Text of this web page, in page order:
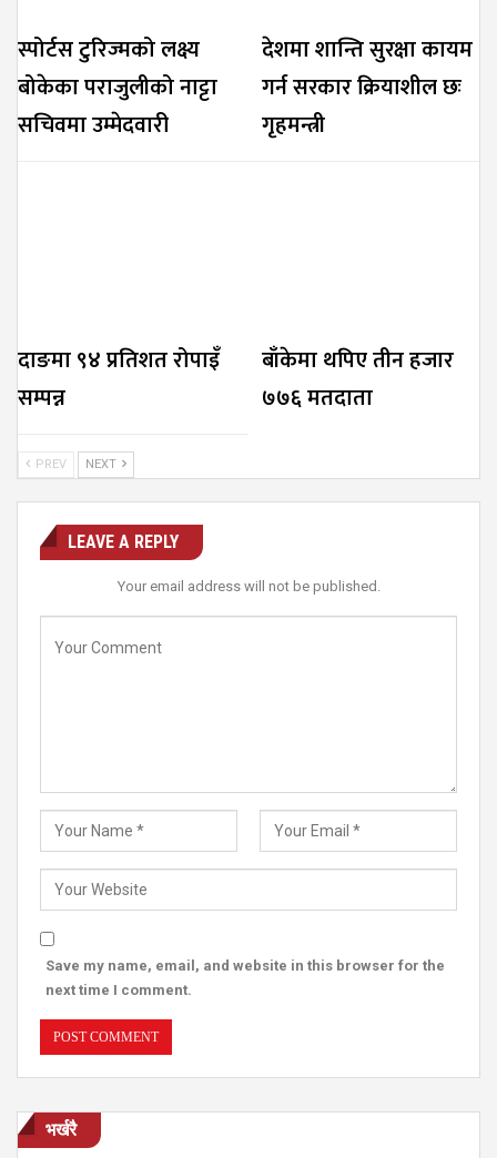
स्पोर्टस टुरिज्मको लक्ष्य
बोकेका पराजुलीको नाट्टा
सचिवमा उम्मेदवारी
देशमा शान्ति सुरक्षा कायम
गर्न सरकार क्रियाशील छः
गृहमन्त्री
दाङमा ९४ प्रतिशत रोपाइँ
सम्पन्न
बाँकेमा थपिए तीन हजार
७७६ मतदाता
PREV NEXT
LEAVE A REPLY
Your email address will not be published.
Save my name, email, and website in this browser for the
next time I comment.
भर्खरै